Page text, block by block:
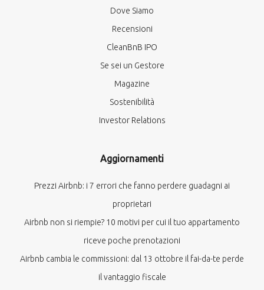
Dove Siamo
Recensioni
CleanBnB IPO
Se sei un Gestore
Magazine
Sostenibilità
Investor Relations
Aggiornamenti
Prezzi Airbnb: i 7 errori che fanno perdere guadagni ai
proprietari
Airbnb non si riempie? 10 motivi per cui il tuo appartamento
riceve poche prenotazioni
Airbnb cambia le commissioni: dal 13 ottobre il fai-da-te perde
il vantaggio fiscale